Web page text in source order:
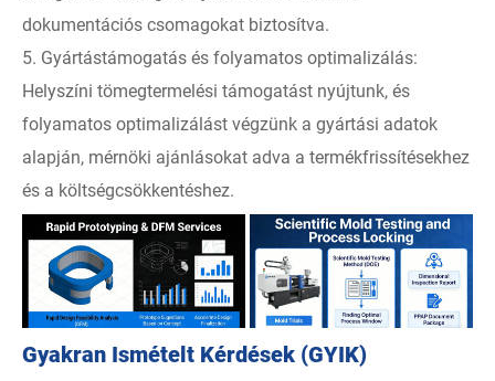
dokumentációs csomagokat biztosítva.
5. Gyártástámogatás és folyamatos optimalizálás:
Helyszíni tömegtermelési támogatást nyújtunk, és
folyamatos optimalizálást végzünk a gyártási adatok
alapján, mérnöki ajánlásokat adva a termékfrissítésekhez
és a költségcsökkentéshez.
Gyakran Ismételt Kérdések (GYIK)